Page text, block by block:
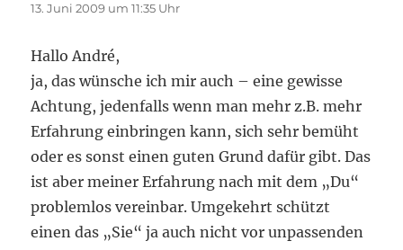
13. Juni 2009 um 11:35 Uhr
Hallo André,
ja, das wünsche ich mir auch – eine gewisse
Achtung, jedenfalls wenn man mehr z.B. mehr
Erfahrung einbringen kann, sich sehr bemüht
oder es sonst einen guten Grund dafür gibt. Das
ist aber meiner Erfahrung nach mit dem „Du“
problemlos vereinbar. Umgekehrt schützt
einen das „Sie“ ja auch nicht vor unpassenden